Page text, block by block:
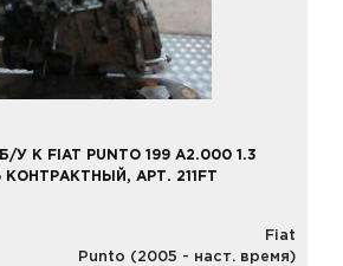
У К FIAT PUNTO 199 A2.000 1.3
КОНТРАКТНЫЙ, АРТ. 211FT
Fiat
Punto (2005 - наст. время)